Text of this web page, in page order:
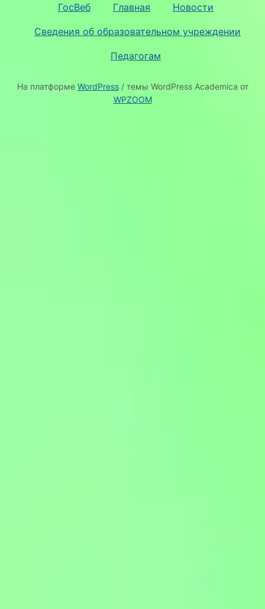
ГосВеб Главная Новости
Сведения об образовательном учреждении
Педагогам
На платформе WordPress/ темы WordPress Academica от
WPZOOM